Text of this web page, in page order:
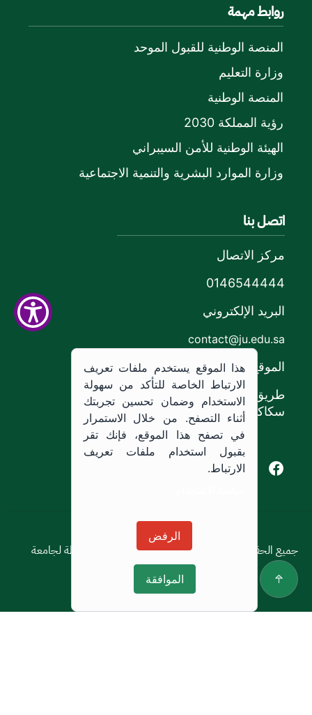
روابط مهمة
المنصة الوطنية للقبول الموحد
وزارة التعليم
المنصة الوطنية
رؤية المملكة 2030
الهيئة الوطنية للأمن السيبراني
وزارة الموارد البشرية والتنمية الاجتماعية
اتصل بنا
مركز الاتصال
0146544444
البريد الإلكتروني
contact@ju.edu.sa
الموقع
طريق الملك خالد،
سكاكا, المملكة العربية السعودية.
Facebook of Jouf University
X of Jouf University
سياسة الاستخدام
جميع الحقوق محفوظة © 2026 جميع الحقوق محفوظة لجامعة
الجوف
هذا الموقع يستخدم ملفات تعريف
الارتباط الخاصة للتأكد من سهولة
الاستخدام وضمان تحسين تجربتك
أثناء التصفح. من خلال الاستمرار
في تصفح هذا الموقع، فإنك تقر
بقبول استخدام ملفات تعريف
الارتباط.
الرفض
الموافقة